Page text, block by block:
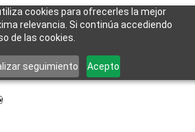
cookies para ofrecerles la mejor
relevancia. Si continúa accediendo
de las cookies.
seguimiento Acepto
CompraContacto
sesión